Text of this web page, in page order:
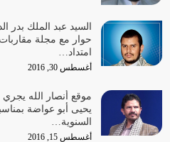
أبرز أسباب الشقاء هو الإعراض عن
الله المتمثل في القرآن الكريم
يوليو 31, 2026
كلما كانوا أكثر ضعفاً
يوليو 30, 2026
السيد عبد الملك بدر
حوار مع مجلة
امتداد…
أغسطس 30, 2016
موقع أنصار الله يجري
يحيى أبو عواضة
السنوية…
أغسطس 15, 2016